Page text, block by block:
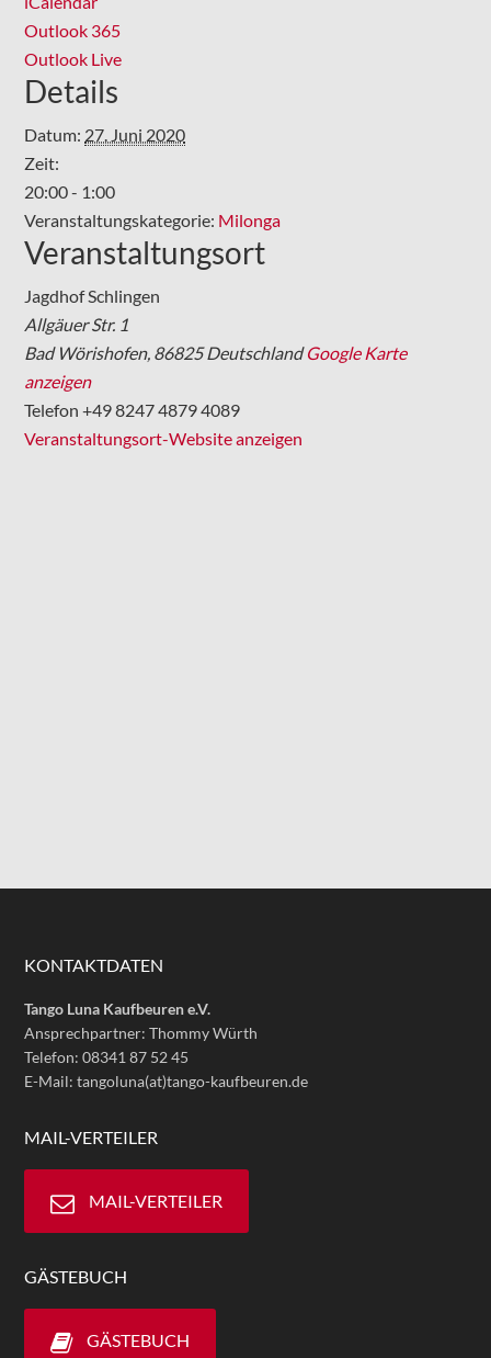
Outlook 365
Outlook Live
Details
Datum: 27. Juni 2020
Zeit:
20:00 - 1:00
Veranstaltungskategorie: Milonga
Veranstaltungsort
Jagdhof Schlingen
Allgäuer Str. 1
Bad Wörishofen, 86825 Deutschland Google Karte
anzeigen
Telefon +49 8247 4879 4089
Veranstaltungsort-Website anzeigen
KONTAKTDATEN
Tango Luna Kaufbeuren e.V.
Ansprechpartner: Thommy Würth
Telefon: 08341 87 52 45
E-Mail: tangoluna(at)tango-kaufbeuren.de
MAIL-VERTEILER
MAIL-VERTEILER
GÄSTEBUCH
GÄSTEBUCH